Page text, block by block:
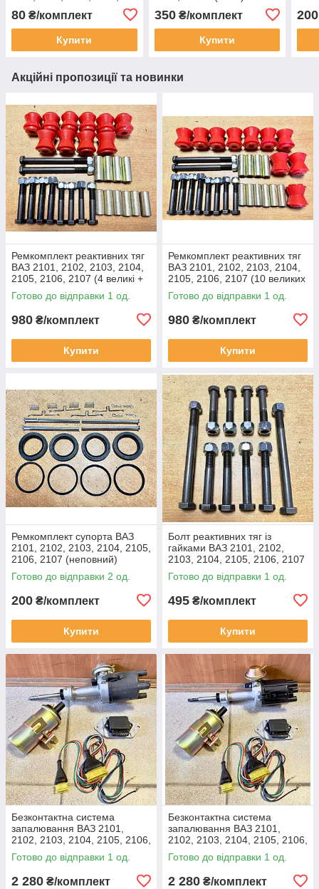
80 ₴/комплект
Купити
350₴/комплект
Купити
200
Акційні пропозиції та новинки
Ремкомплект реактивних тяг
ВАЗ 2101, 2102, 2103, 2104,
2105, 2106, 2107 (4 великі +
6 малих втулок, поліуретан)
Готово до відправки 1 од.
980 ₴/комплект
Купити
Ремкомплект реактивних тяг
ВАЗ 2101, 2102, 2103, 2104,
2105, 2106, 2107 (10 великих
втулок, поліуретан)
Готово до відправки 1 од.
980 ₴/комплект
Купити
Ремкомплект супорта ВАЗ
2101, 2102, 2103, 2104, 2105,
2106, 2107 (неповний)
Готово до відправки 2 од.
200 ₴/комплект
Купити
Болт реактивних тяг із
гайками ВАЗ 2101, 2102,
2103, 2104, 2105, 2106, 2107
(12х70/80/150)
Готово до відправки 1 од.
495 ₴/комплект
Купити
Безконтактна система
запалювання ВАЗ 2101,
2102, 2103, 2104, 2105, 2106,
2107 (довгий шток, 1,5, 1,6)
Готово до відправки 1 од.
2 280 ₴/комплект
Безконтактна система
запалювання ВАЗ 2101,
2102, 2103, 2104, 2105, 2106,
2107 (короткий шток, 1,2; 1,3)
Готово до відправки 1 од.
2 280 ₴/комплект